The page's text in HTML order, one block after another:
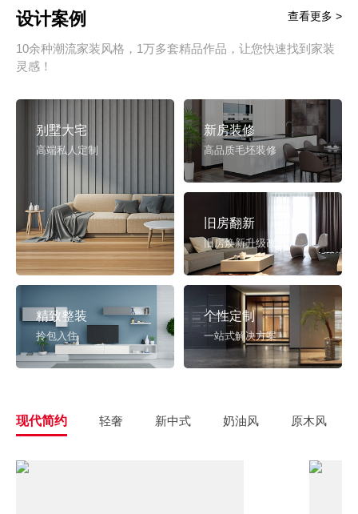
设计案例
10余种潮流家装风格，1万多套精品作品，让您快速找到家装
灵感！
查看更多 >
别墅大宅
高端私人定制
新房装修
高品质毛坯装修
旧房翻新
旧房焕新升级改造
精致整装
拎包入住
个性定制
一站式解决方案
现代简约 轻奢 新中式 奶油风 原木风